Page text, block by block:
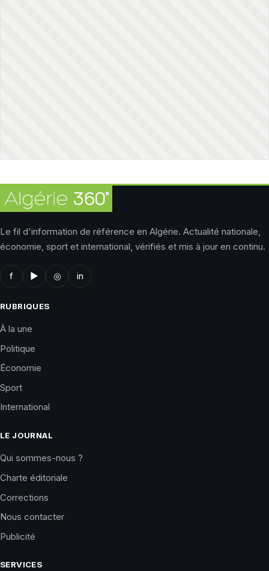
Le fil d'information de référence en Algérie. Actualité nationale,
économie, sport et international, vérifiés et mis à jour en continu.
f ▶ ◎ in
RUBRIQUES
À la une
Politique
Économie
Sport
International
LE JOURNAL
Qui sommes-nous ?
Charte éditoriale
Corrections
Nous contacter
Publicité
SERVICES